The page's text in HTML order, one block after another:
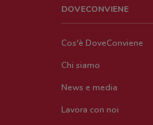
DOVECONVIENE
Cos'è DoveConviene
Chi siamo
News e media
Lavora con noi